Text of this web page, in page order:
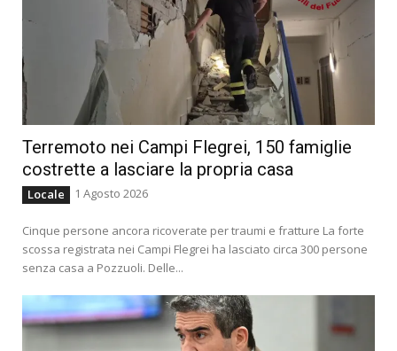
Terremoto nei Campi Flegrei, 150 famiglie
costrette a lasciare la propria casa
Locale 1 Agosto 2026
Cinque persone ancora ricoverate per traumi e fratture La forte
scossa registrata nei Campi Flegrei ha lasciato circa 300 persone
senza casa a Pozzuoli. Delle...